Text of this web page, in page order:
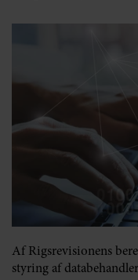
Af Rigsrevisionens
styring af